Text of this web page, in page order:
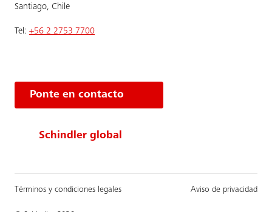
Santiago, Chile
Tel: +56 2 2753 7700
Ponte en contacto
Schindler global
Términos y condiciones legales Aviso de privacidad